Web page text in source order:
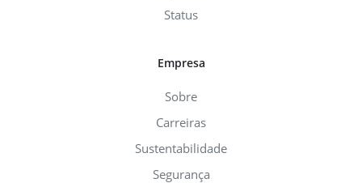
Status
Empresa
Sobre
Carreiras
Sustentabilidade
Segurança